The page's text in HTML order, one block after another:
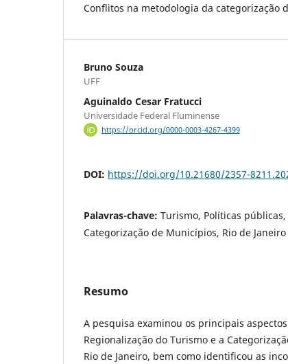
Conflitos na metodologia da categorização
Bruno Souza
UFF
Aguinaldo Cesar Fratucci
Universidade Federal Fluminense
https://orcid.org/0000-0003-4267-4399
DOI: https://doi.org/10.21680/2357-
Palavras-chave: Turismo, Políticas
Categorização de Municípios, Rio de Janeiro
Resumo
A pesquisa examinou os principais
Regionalização do Turismo e a
Rio de Janeiro, bem como identificou as